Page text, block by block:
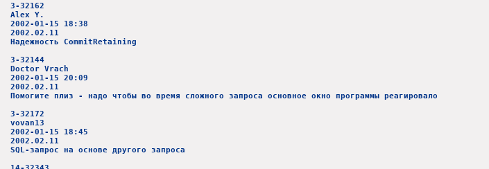
3-32162
Alex Y.
2002-01-15 18:38
2002.02.11
Надежность CommitRetaining
3-32144
Doctor Vrach
2002-01-15 20:09
2002.02.11
Помогите плиз - надо чтобы во время сложного запроса основное окно программы реагировало
3-32172
vovan13
2002-01-15 18:45
2002.02.11
SQL-запрос на основе другого запроса